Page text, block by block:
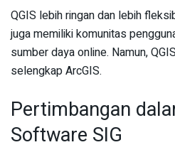
QGIS lebih ringan dan lebih
juga memiliki komunitas
sumber daya online. Namun,
selengkap ArcGIS.
Pertimbangan
Software SIG